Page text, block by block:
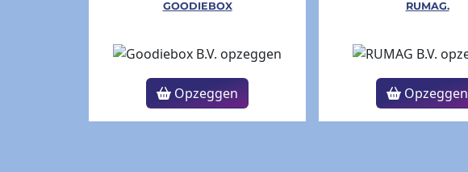
GOODIEBOX
Opzeggen
RUMAG.
Opzeggen